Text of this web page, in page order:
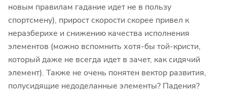
новым правилам гадание идет не в пользу
спортсмену), прирост скорости скорее привел к
неразберихе и снижению качества исполнения
элементов (можно вспомнить хотя-бы той-кристи,
который даже не всегда идет в зачет, как сидячий
элемент). Также не очень понятен вектор развития,
полусидящие недоделанные элементы? Падения?